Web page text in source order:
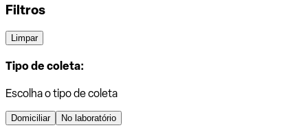
Filtros
Limpar
Tipo de coleta:
Escolha o tipo de coleta
Domiciliar No laboratório